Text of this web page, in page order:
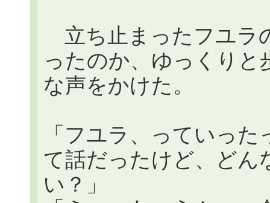
立ち止まったフユラ
ったのか、ゆっくり
な声をかけた。
「フユラ、っていっ
て話だったけど、どん
い？」